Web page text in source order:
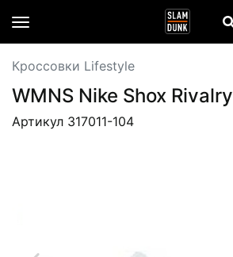
Кроссовки Lifestyle
WMNS Nike Shox Rivalry
Артикул 317011-104